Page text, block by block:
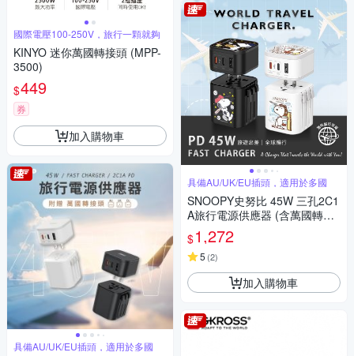
國際電壓100-250V，旅行一顆就夠
KINYO 迷你萬國轉接頭 (MPP-
3500)
$449
券
加入購物車
具備AU/UK/EU插頭，適用於多國
具備AU/UK/EU插頭，適用於多國
SNOOPY史努比 45W 三孔2C1
A旅行電源供應器 (含萬國轉接
頭)
$1,272
5 (2)
加入購物車